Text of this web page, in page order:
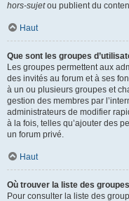
hors-sujetou publient du
Haut
Que sont les groupes
Les groupes permettent aux
des invités au forum et à ses
à un ou plusieurs groupes et
gestion des membres par
administrateurs de modifier
à la fois, telles qu’ajouter des
un forum privé.
Haut
Où trouver la liste des
Pour consulter la liste des